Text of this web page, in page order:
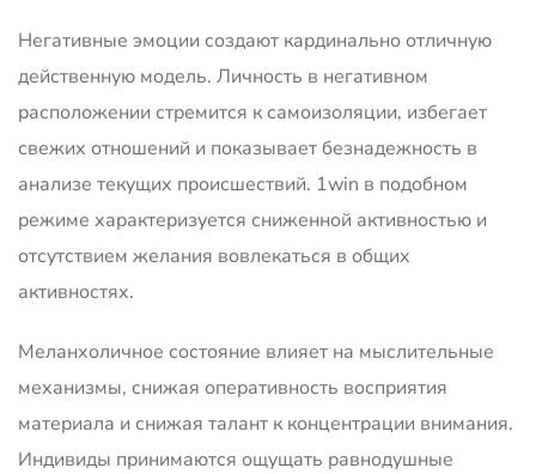
Негативные эмоции создают кардинально отличную
действенную модель. Личность в негативном
расположении стремится к самоизоляции, избегает
свежих отношений и показывает безнадежность в
анализе текущих происшествий. 1win в подобном
режиме характеризуется сниженной активностью и
отсутствием желания вовлекаться в общих
активностях.
Меланхоличное состояние влияет на мыслительные
механизмы, снижая оперативность восприятия
материала и снижая талант к концентрации внимания.
Индивиды принимаются ощущать равнодушные